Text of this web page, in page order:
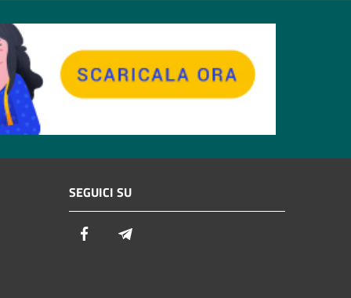
SEGUICI SU
Facebook